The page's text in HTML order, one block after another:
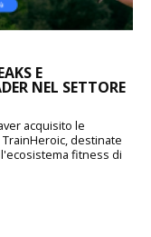
E
NEL SETTORE
acquisito le
destinate
fitness di